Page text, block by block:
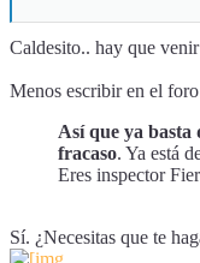
Caldesito.. hay que
Menos escribir en el
Así que ya basta
fracaso. Ya está
Eres inspector
Sí. ¿Necesitas que te